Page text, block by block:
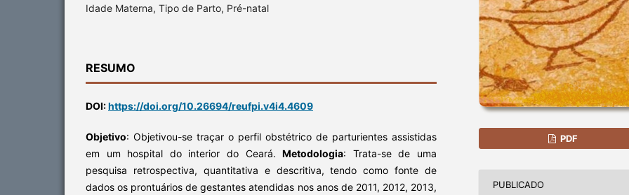
Idade Materna, Tipo de Parto, Pré-natal
RESUMO
DOI:https://doi.org/10.26694/reufpi.v4i4.4609
Objetivo: Objetivou-se traçar o perfil obstétrico de parturientes assistidas
em um hospital do interior do Ceará.Metodologia: Trata-se de uma
pesquisa retrospectiva, quantitativa e descritiva, tendo como fonte de
dados os prontuários de gestantes atendidas nos anos de 2011, 2012, 2013,
PDF
PUBLICADO